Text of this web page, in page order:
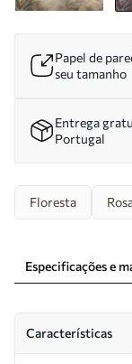
Papel de
seu tamanho
Entrega
Portugal
Floresta
Especificações e
Características